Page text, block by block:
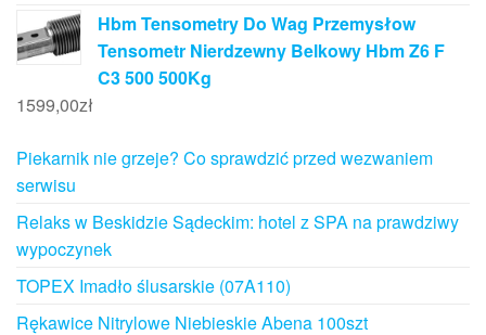
Hbm Tensometry Do Wag Przemysłow
Tensometr Nierdzewny Belkowy Hbm Z6 F
C3 500 500Kg
1599,00zł
Piekarnik nie grzeje? Co sprawdzić przed wezwaniem
serwisu
Relaks w Beskidzie Sądeckim: hotel z SPA na prawdziwy
wypoczynek
TOPEX Imadło ślusarskie (07A110)
Rękawice Nitrylowe Niebieskie Abena 100szt